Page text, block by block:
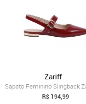
Zariff
R$ 194,99